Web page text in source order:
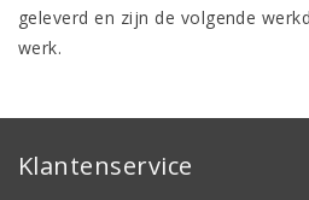
geleverd en zijn de volgende
werk.
Klantenservice